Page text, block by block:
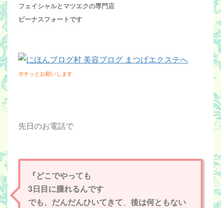
フェイシャルとマツエクの専門店
ビーナスフォートです
ポチッとお願いします
先日のお電話で
『どこでやっても
3日目に腫れるんです
でも、だんだんひいてきて、後は何ともない